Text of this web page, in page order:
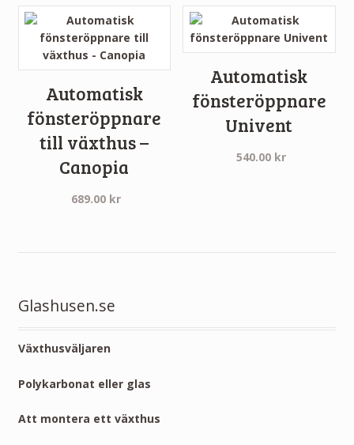
Automatisk
fönsteröppnare
till växthus –
Canopia
689.00 kr
Automatisk
fönsteröppnare
Univent
540.00 kr
Glashusen.se
Växthusväljaren
Polykarbonat eller glas
Att montera ett växthus